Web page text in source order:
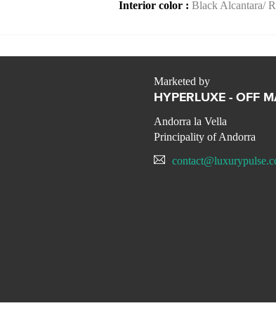
Interior color : Black Alcantara/
Marketed by
HYPERLUXE - OFF
Andorra la Vella
Principality of Andorra